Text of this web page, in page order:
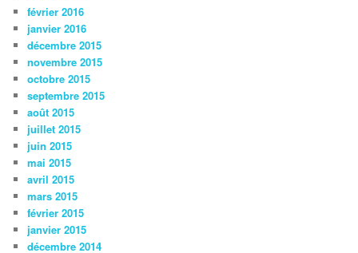
février 2016
janvier 2016
décembre 2015
novembre 2015
octobre 2015
septembre 2015
août 2015
juillet 2015
juin 2015
mai 2015
avril 2015
mars 2015
février 2015
janvier 2015
décembre 2014